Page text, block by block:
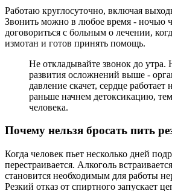
Работаю круглосуточно, включая
Звонить можно в любое время - ночью
договориться с больным о лечении,
измотан и готов принять помощь.
Не откладывайте звонок до утра.
развития осложнений выше -
давление скачет, сердце работает
раньше начнем детоксикацию,
человека.
Почему нельзя бросать пить
Когда человек пьет несколько дней
перестраивается. Алкоголь
становится необходимым для работы
Резкий отказ от спиртного запускает